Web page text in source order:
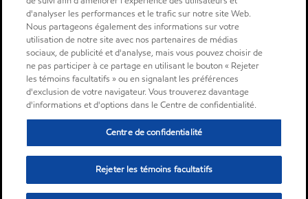
d'analyser les performances et le trafic sur notre site Web.
Nous partageons également des informations sur votre
utilisation de notre site avec nos partenaires de médias
sociaux, de publicité et d'analyse, mais vous pouvez choisir de
ne pas participer à ce partage en utilisant le bouton « Rejeter
les témoins facultatifs » ou en signalant les préférences
d'exclusion de votre navigateur. Vous trouverez davantage
d'informations et d'options dans le Centre de confidentialité.
Centre de confidentialité
Rejeter les témoins facultatifs